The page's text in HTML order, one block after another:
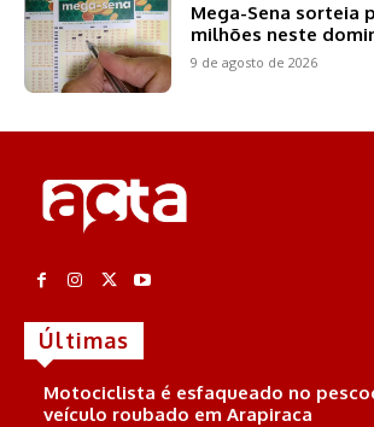
Mega-Sena sorteia
milhões neste
9 de agosto de 2026
Últimas
Motociclista é esfaqueado no
veículo roubado em Arapiraca